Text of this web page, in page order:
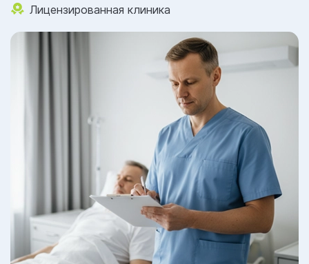
Лицензированная клиника